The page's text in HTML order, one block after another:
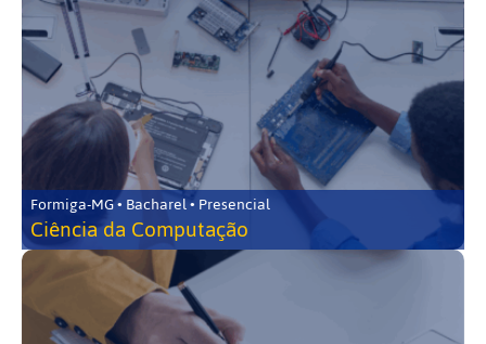
Formiga-MG • Bacharel • Presencial
Ciência da Computação